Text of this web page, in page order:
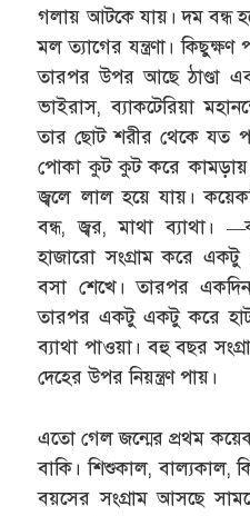
গলায় আটকে যায়। দম বন্ধ
মল ত্যাগের যন্ত্রণা।
তারপর উপর আছে ঠাণ্ডা
ভাইরাস, ব্যাকটেরিয়া
তার ছোট শরীর থেকে যত
পোকা কুট কুট করে
জ্বলে লাল হয়ে যায়।
বন্ধ, জ্বর, মাথা ব্যাথা।
হাজারো সংগ্রাম করে
বসা শেখে। তারপর
তারপর একটু একটু করে
ব্যাথা পাওয়া। বহু বছর
দেহের উপর নিয়ন্ত্রণ পায়।
এতো গেল জন্মের প্রথম
বাকি। শিশুকাল, বাল্যকাল,
বয়সের সংগ্রাম আসছে